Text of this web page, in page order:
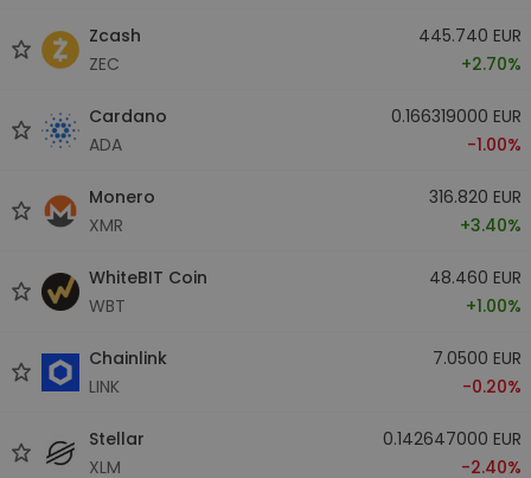
Zcash
ZEC
445.740 EUR
+2.70%
Cardano
ADA
0.166319000 EUR
-1.00%
Monero
XMR
316.820 EUR
+3.40%
WhiteBIT Coin
WBT
48.460 EUR
+1.00%
Chainlink
LINK
7.0500 EUR
-0.20%
Stellar
XLM
0.142647000 EUR
-2.40%